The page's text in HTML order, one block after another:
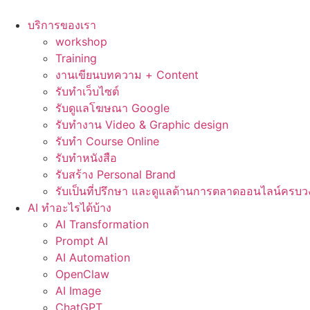
บริการของเรา
workshop
Training
งานเขียนบทความ + Content
รับทำเว็บไซต์
รับดูแลโฆษณา Google
รับทำงาน Video & Graphic design
รับทำ Course Online
รับทำหนังสือ
รับสร้าง Personal Brand
รับเป็นที่ปรึกษา และดูแลด้านการตลาดออนไลน์ครบว
AI ทำอะไรได้บ้าง
AI Transformation
Prompt AI
AI Automation
OpenClaw
AI Image
ChatGPT